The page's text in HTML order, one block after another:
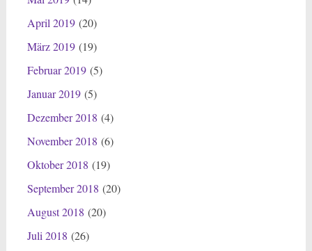
April 2019(20)
März 2019(19)
Februar 2019(5)
Januar 2019(5)
Dezember 2018 (4)
November 2018 (6)
Oktober 2018 (19)
September 2018 (20)
August 2018 (20)
Juli 2018 (26)